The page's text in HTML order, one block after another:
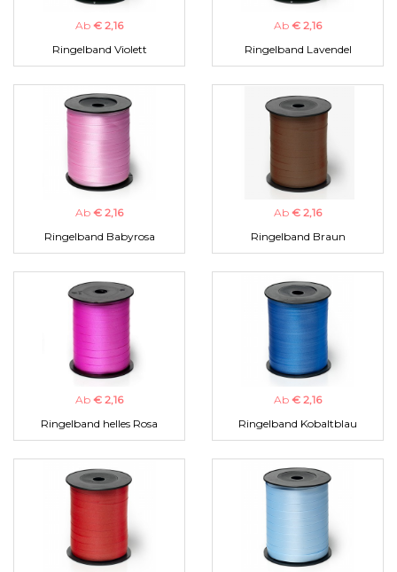
Ab € 2,16
Ringelband Violett
Ab € 2,16
Ringelband Lavendel
Ab € 2,16
Ringelband Babyrosa
Ab € 2,16
Ringelband Braun
Ab € 2,16
Ringelband helles Rosa
Ab € 2,16
Ringelband Kobaltblau